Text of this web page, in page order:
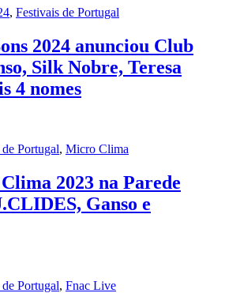
, Festivais de Portugal
2024 anunciou Club
Silk Nobre, Teresa
4 nomes
Portugal, Micro Clima
2023 na Parede
Ganso e
Portugal, Fnac Live